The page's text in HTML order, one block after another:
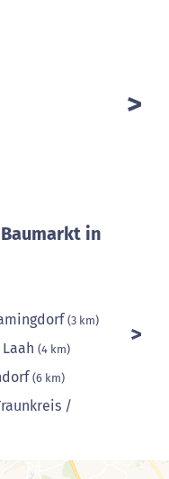
in
(3 km)
(4 km)
(6 km)
/